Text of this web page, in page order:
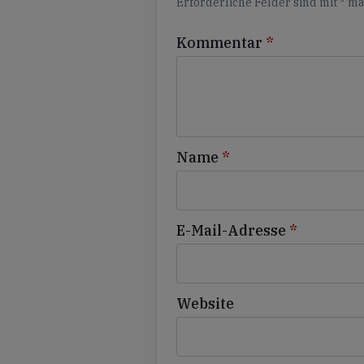
Kommentar *
Name *
E-Mail-Adresse *
Website